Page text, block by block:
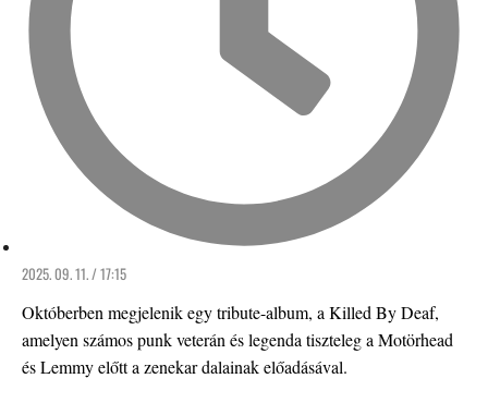
2025. 09. 11. / 17:15
Októberben megjelenik egy tribute-album, a Killed By Deaf,
amelyen számos punk veterán és legenda tiszteleg a Motörhead
és Lemmy előtt a zenekar dalainak előadásával.